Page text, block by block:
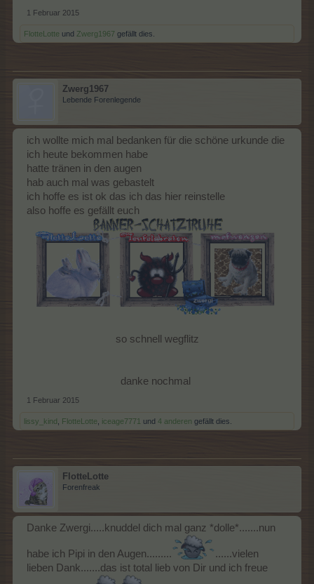
1 Februar 2015
FlotteLotte und Zwerg1967 gefällt dies.
Zwerg1967
Lebende Forenlegende
ich wollte mich mal bedanken für die schöne urkunde die
ich heute bekommen habe
hatte tränen in den augen
hab auch mal was gebastelt
ich hoffe es ist ok das ich das hier reinstelle
also hoffe es gefällt euch
so schnell wegflitz
danke nochmal ​
1 Februar 2015
lissy_kind , FlotteLotte, iceage7771 und 4 anderen gefällt dies.
FlotteLotte
Forenfreak
Danke Zwergi.....knuddel dich mal ganz *dolle*.......nun
habe ich Pipi in den Augen.........
......vielen
lieben Dank.......das ist total lieb von Dir und ich freue